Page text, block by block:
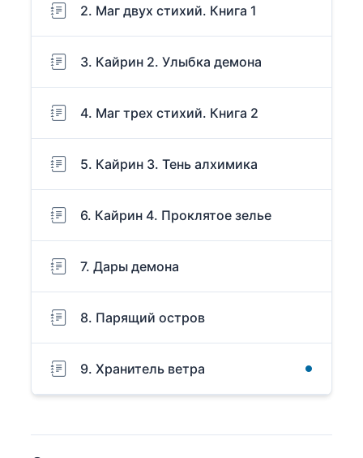
2. Маг двух стихий. Книга 1
3. Кайрин 2. Улыбка демона
4. Маг трех стихий. Книга 2
5. Кайрин 3. Тень алхимика
6. Кайрин 4. Проклятое зелье
7. Дары демона
8. Парящий остров
9. Хранитель ветра